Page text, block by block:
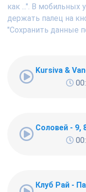
как ...". В мобильных
держать палец на
"Сохранить данные
Kursiva &
Соловей - 9,
Клуб Рай -